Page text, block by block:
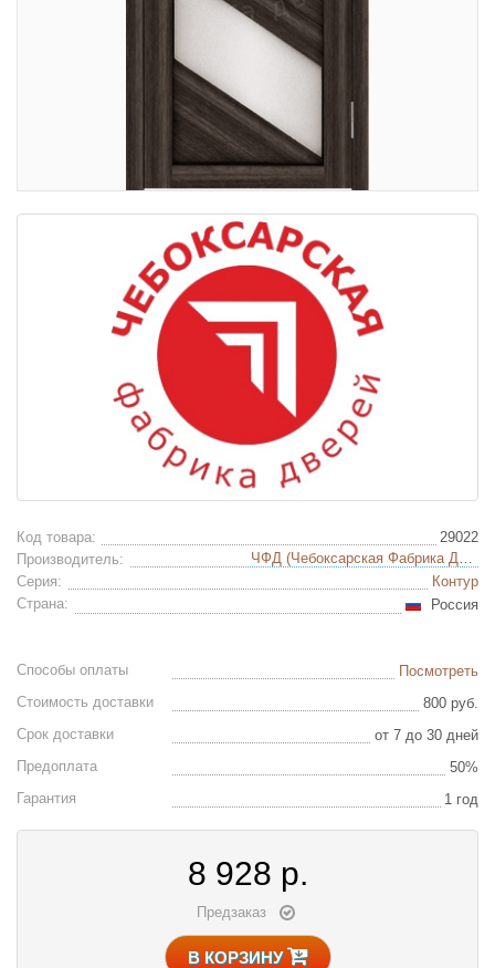
Код товара:
29022
Производитель:
ЧФД (Чебоксарская Фабрика Дверей)
Серия:
Контур
Страна:
Россия
Способы оплаты
Посмотреть
Стоимость доставки
800 руб.
Срок доставки
от 7 до 30 дней
Предоплата
50%
Гарантия
1 год
8 928 р.
Предзаказ
В КОРЗИНУ